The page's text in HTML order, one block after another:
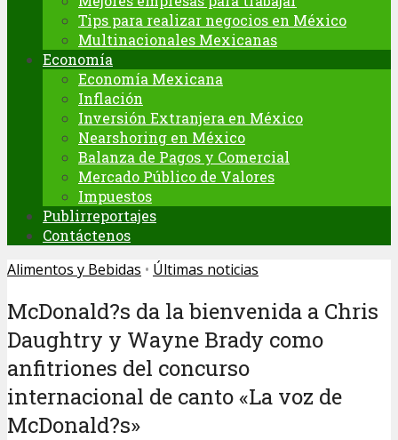
Tips para realizar negocios en México
Multinacionales Mexicanas
Economía
Economía Mexicana
Inflación
Inversión Extranjera en México
Nearshoring en México
Balanza de Pagos y Comercial
Mercado Público de Valores
Impuestos
Publirreportajes
Contáctenos
Alimentos y Bebidas • Últimas noticias
McDonald?s da la bienvenida a Chris
Daughtry y Wayne Brady como
anfitriones del concurso
internacional de canto «La voz de
McDonald?s»